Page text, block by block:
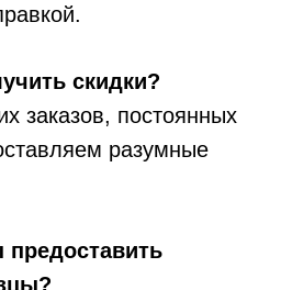
скидки?
заказов, постоянных
разумные